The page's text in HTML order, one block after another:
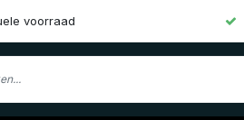
voorraad